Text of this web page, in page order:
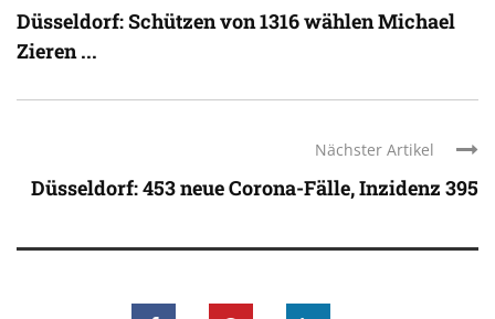
Düsseldorf: Schützen von 1316 wählen Michael
Zieren ...
Nächster Artikel
Düsseldorf: 453 neue Corona-Fälle, Inzidenz 395